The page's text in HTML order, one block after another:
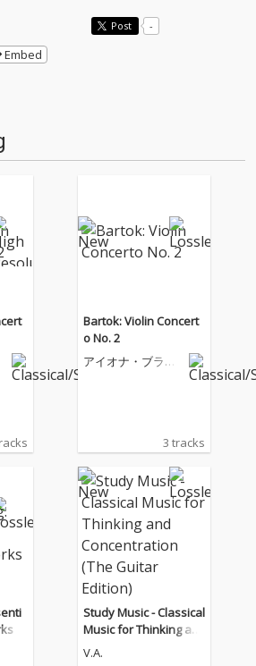
Post -
Embed
Bartok: Violin Concert
o No. 2
アイオナ・ブラウ
3 tracks
Study Music - Classical
Music for Thinking an
d Concentration (The
V.A.